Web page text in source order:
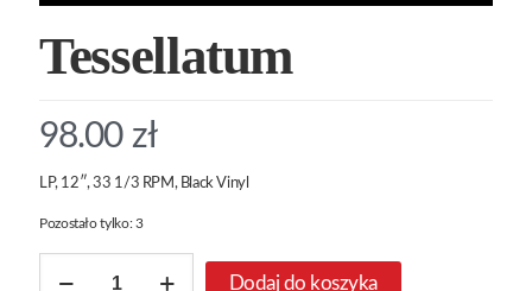
Tessellatum
98.00 zł
LP, 12″, 33 1/3 RPM, Black Vinyl
Pozostało tylko: 3
Tessellatum
Dodaj do koszyka